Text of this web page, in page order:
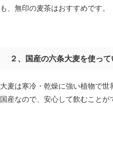
も、無印の麦茶はおすすめです。
２、国産の六条大麦を使って
大麦は寒冷・乾燥に強い植物で
国産なので、安心して飲むことが